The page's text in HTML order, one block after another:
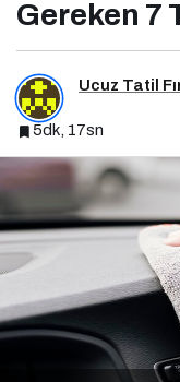
Gereken 7
Ucuz Tatil
5dk, 17sn